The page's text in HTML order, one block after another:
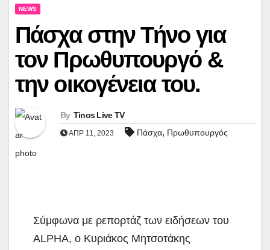
NEWS
Πάσχα στην Τήνο για
τον Πρωθυπουργό &
την οικογένεια του.
By Tinos Live TV
ΑΠΡ 11, 2023 Πάσχα, Πρωθυπουργός
Σύμφωνα με ρεπορτάζ των ειδήσεων του
ALPHA, ο Κυριάκος Μητσοτάκης